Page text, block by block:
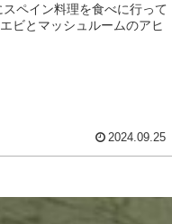
ペイン料理を食べに行って
ビとマッシュルームのアヒ
2024.09.25